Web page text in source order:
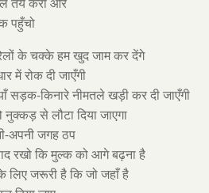
पहुँचो
के चक्के हम खुद जाम कर देंगे
में रोक दी जाएँगी
सड़क-किनारे नीमतले खड़ी कर दी जाएँगी
नुक्कड़ से लौटा दिया जाएगा
अपनी जगह ठप
रखो कि मुल्क को आगे बढ़ना है
जरूरी है कि जो जहाँ है